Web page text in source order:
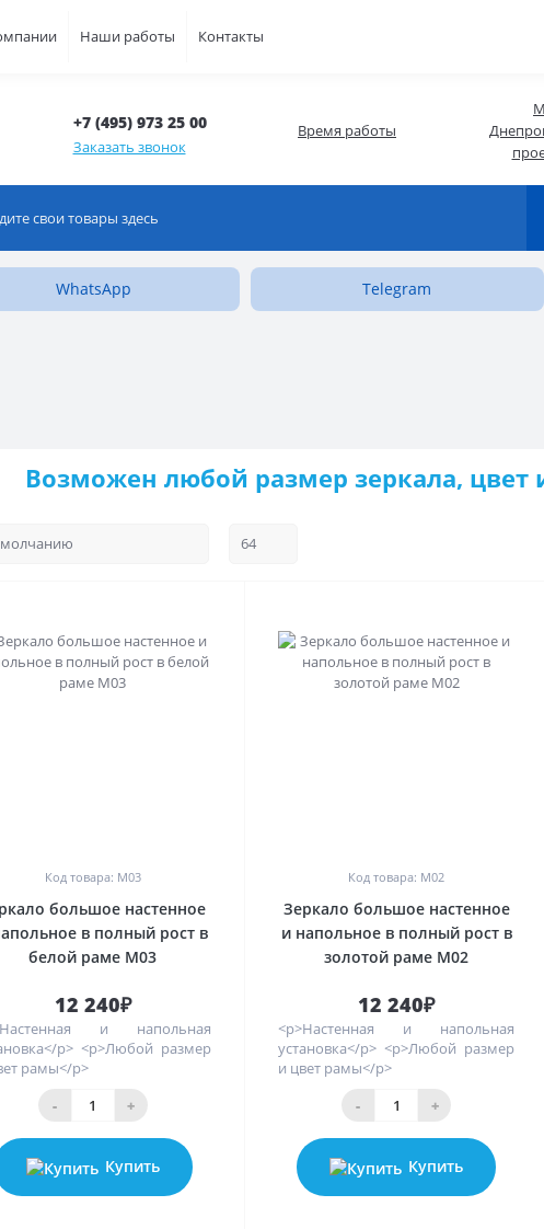
Наши работы Контакты
+7 (495) 973 25 00
Заказать звонок
Время работы
WhatsApp Telegram
Возможен любой размер зеркала,
Код товара: М03
большое настенное
в полный рост в
белой раме М03
12 240₽
и напольная
p> <p>Любой размер
рамы</p>
-
+
Купить
Код товара: М02
Зеркало большое настенное
и напольное в полный рост в
золотой раме М02
12 240₽
<p>Настенная и напольная
установка</p> <p>Любой размер
и цвет рамы</p>
-
+
Купить